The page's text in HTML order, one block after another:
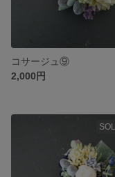
コサージュ⑨
2,000円